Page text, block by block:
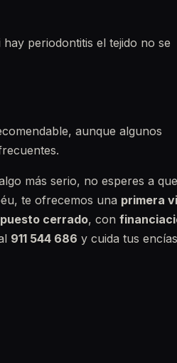
periodontitis el tejido no se
aunque algunos
más serio, no esperes a
te ofrecemos una primera
cerrado, con
911 544 686 y cuida tus